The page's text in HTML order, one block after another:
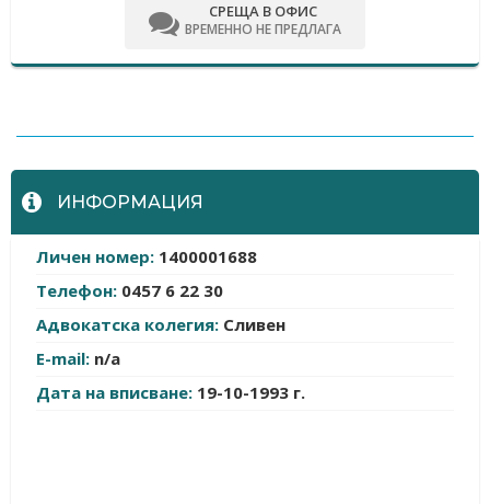
СРЕЩА В ОФИС
ВРЕМЕННО НЕ ПРЕДЛАГА
ИНФОРМАЦИЯ
Личен номер: 1400001688
Телефон: 0457 6 22 30
Адвокатска колегия: Сливен
E-mail: n/a
Дата на вписване: 19-10-1993 г.